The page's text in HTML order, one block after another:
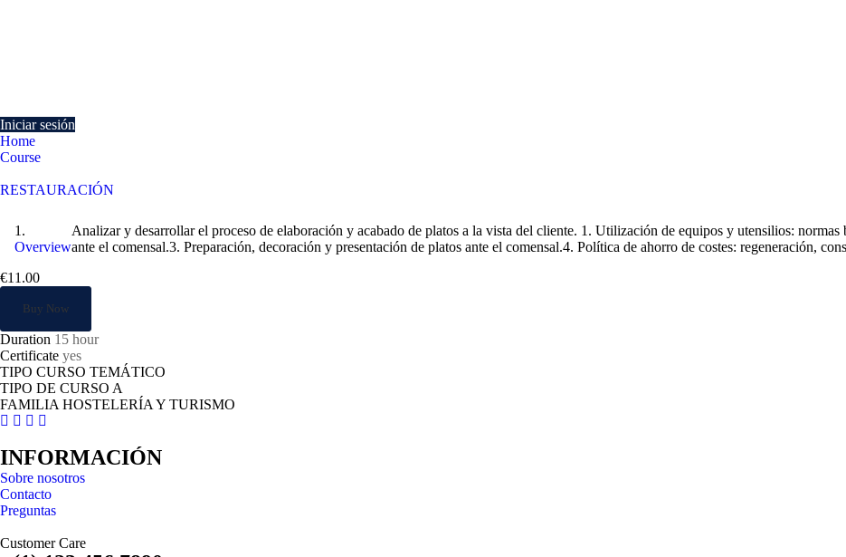
Iniciar sesión
Home
Course
RESTAURACIÓN
Overview
Analizar y desarrollar el proceso de elaboración y acabado de platos a la vista del cliente. 1. Utilización de equipos y utensilios:
ante el comensal.3. Preparación, decoración y presentación de platos ante el comensal.4. Política de ahorro de costes: regeneración,
€11.00
Buy Now
Duration 15 hour
Certificate yes
TIPO CURSO TEMÁTICO
TIPO DE CURSO A
FAMILIA HOSTELERÍA Y TURISMO
INFORMACIÓN
Sobre nosotros
Contacto
Preguntas
Customer Care